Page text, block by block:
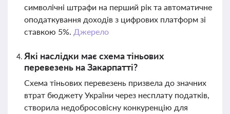
символічні штрафи на перший рік та автоматичне
оподаткування доходів з цифрових платформ зі
ставкою 5%. Джерело
Які наслідки має схема тіньових
перевезень на Закарпатті?
Схема тіньових перевезень призвела до значних
втрат бюджету України через несплату податків,
створила недобросовісну конкуренцію для